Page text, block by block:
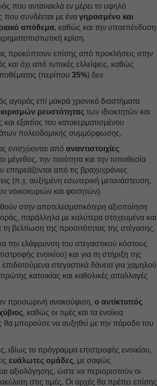
που αντανακλά εν μέρει το υψηλό
που συνδέεται με έναγηρασμένο και
απόθεμα, καθώς και την υποεπένδυση
κρίση.
προκύπτουν επίσης από προκλήσεις στην
όχι από τυπικές ελλείψεις, καθώς
(περίπου35%) δεν
αγοράς επί μακρά χρονικά διαστήματα
ρευστότητας των ιδιοκτητών και
εξαιτίας του κατακερματισμένου
πολεοδομικής συμμόρφωσης.
ενισχύονται απόαναντιστοιχίες
μέγεθος, την ποιότητα και την τοποθεσία
επηρεάζονται από τις βραχυχρόνιες
(π.χ. αυξημένη εσωτερική μετανάστευση,
και φοιτητών).
στην αποτελεσματικότερη αξιοποίηση
παράλληλα με καλύτερα στοχευμένα και
βελτίωση της προσιτότητας της στέγασης.
την ελάφρυνση του στεγαστικού κόστους
ενοικίου) και για τη στήριξη της
στεγαστικά δάνεια για χαμηλού
κατοικίας και καθολικές απαλλαγές
προσωρινή ανακούφιση,ο αντίκτυπός
, καθώς οι τιμές και τα ενοίκια
θα μπορούσε να αυξηθεί με την πάροδο του
ιδίως το πρόγραμμα επιστροφής ενοικίου,
ευάλωτες ομάδες, με σαφώς
αξιολόγησης, ώστε να περιοριστούν οι
στις τιμές. Οι αρχές θα πρέπει επίσης